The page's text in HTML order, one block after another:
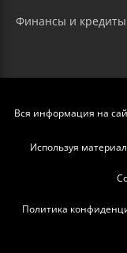
Финансы и кредиты
Вся информация на
Используя
Политика